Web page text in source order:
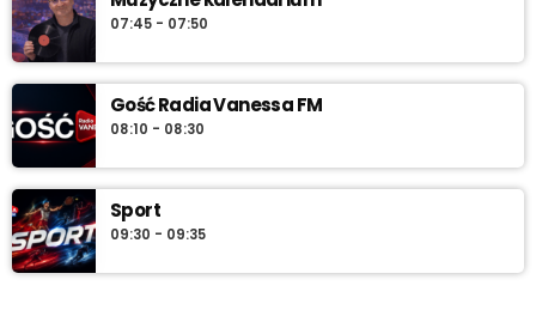
07:45 - 07:50
Gość Radia Vanessa FM
08:10 - 08:30
Sport
09:30 - 09:35